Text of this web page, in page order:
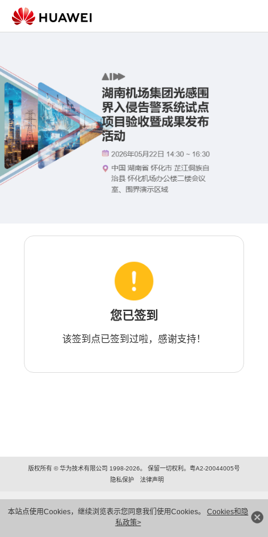
本站点使用Cookies，继续浏览表示您同意我们使用Cookies。 Cookies和隐
私政策>
您已签到
该签到点已签到过啦，感谢支持！
版权所有 © 华为技术有限公司 1998-2026。 保留一切权利。粤A2-20044005号
隐私保护
法律声明